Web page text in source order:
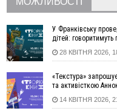
07 Серпня
22:22 ФОТО У
хлопчика з
21:01
Загальна площа всіх
футбольних полів
20:47
На "зебрі" у
18:55
Прикарпаття серед
У Франківську
дітей:
28 КВІТНЯ 2026,
«Текстура»
та активісткою
14 КВІТНЯ 2026,